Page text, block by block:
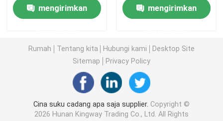
Saringan Sany
Suku Cadang Kabin Derek
Bagian Boom Derek
Lampu Derek
mengirimkan
mengirimkan
Rumah Tentang kita Hubungi kami
Desktop Site
Sitemap
Privacy Policy
Cina suku cadang apa saja supplier. Copyright ©
2026 Hunan Kingway Trading Co., Ltd. All Rights